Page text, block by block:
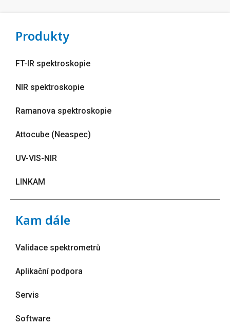
Produkty
FT-IR spektroskopie
NIR spektroskopie
Ramanova spektroskopie
Attocube (Neaspec)
UV-VIS-NIR
LINKAM
Kam dále
Validace spektrometrů
Aplikační podpora
Servis
Software